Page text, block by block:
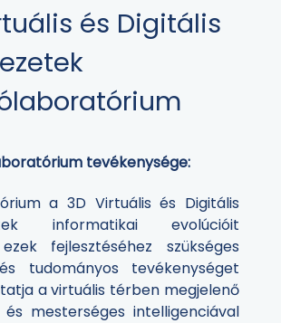
és Digitális
tevékenysége:
a 3D Virtuális és Digitális
informatikai evolúcióit
fejlesztéséhez szükséges
tudományos tevékenységet
a virtuális térben megjelenő
mesterséges intelligenciával